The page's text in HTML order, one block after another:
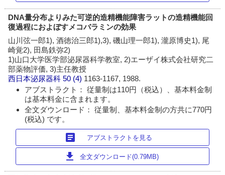
DNA量分布よりみた可逆的造精機能障害ラットの造精機能回
復過程におよぼすメコバラミンの効果
山川弦一郎1), 酒徳治三郎1),3), 磯山理一郎1), 瀧原博史1), 尾
崎覚2), 田島鉄弥2)
1)山口大学医学部泌尿器科学教室, 2)エーザイ株式会社研究二
部薬物評価, 3)主任教授
西日本泌尿器科 50 (4) 1163-1167, 1988.
アブストラクト： 従量制は110円（税込）、基本料金制
は基本料金に含まれます。
全文ダウンロード： 従量制、基本料金制の方共に770円
(税込) です。
article アブストラクトを見る
download 全文ダウンロード(0.79MB)